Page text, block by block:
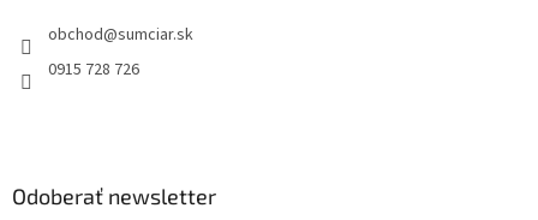
obchod@sumciar.sk
0915 728 726
Odoberať newsletter